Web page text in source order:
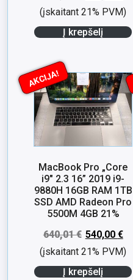
(įskaitant 21% PVM)
Į krepšelį
AKCIJA!
MacBook Pro „Core
i9″ 2.3 16” 2019 i9-
9880H 16GB RAM 1TB
SSD AMD Radeon Pro
5500M 4GB 21%
640,01€ 540,00 €
(įskaitant 21% PVM)
Į krepšelį